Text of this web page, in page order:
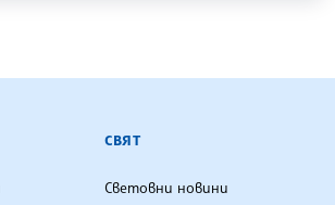
АГЕНЦИЯ
СВЯТ
Световни новини